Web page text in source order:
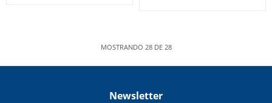
MOSTRANDO 28DE 28
Newsletter